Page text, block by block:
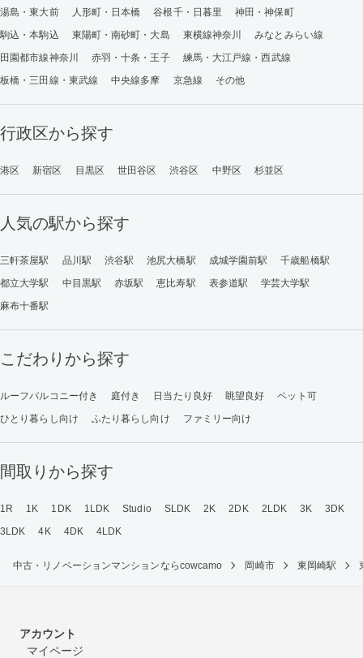
湯島・東大前
人形町・日本橋 谷根千・日暮里
神田・神保町
駒込・本駒込
東陽町・南砂町・大島 東横線神奈川
みなとみらい線
田園都市線神奈川
赤羽・十条・王子
練馬・大江戸線・西武線
板橋・三田線・東武線
中央線多摩 京急線 その他
行政区から探す
港区 新宿区 目黒区 世田谷区 渋谷区 中野区 杉並区
人気の駅から探す
三軒茶屋駅 品川駅 渋谷駅 池尻大橋駅 成城学園前駅
千歳船橋駅
都立大学駅
中目黒駅 赤坂駅 恵比寿駅 表参道駅
学芸大学駅
麻布十番駅
こだわりから探す
ルーフバルコニー付き 庭付き 日当たり良好 眺望良好
ペット可
ひとり暮らし向け
ふたり暮らし向け ファミリー向け
間取りから探す
1R 1K 1DK 1LDK Studio SLDK 2K 2DK 2LDK 3K
3DK
3LDK
4K 4DK 4LDK
中古・リノベーションマンションならcowcamo 岡崎市 東岡崎駅
アカウント
マイページ